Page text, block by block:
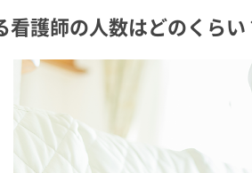
護師の人数はどのくらい